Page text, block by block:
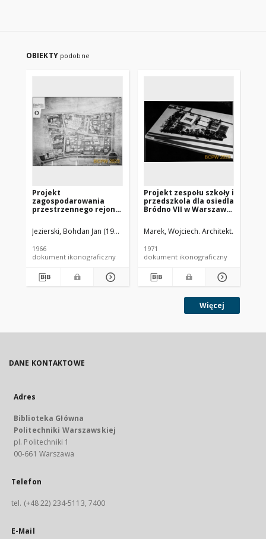
OBIEKTY podobne
Projekt
zagospodarowania
przestrzennego rejonu
dzielnicy
mieszkaniowej
Warszawie - Konkurs
SARP nr 381 : praca nr
stopnia. Zdj. 1, Plan
perspektywiczny
Jezierski, Bohdan Jan (1929-2015). Architekt
1966
dokument ikonograficzny
Projekt zespołu szkoły i
przedszkola dla osiedla
Bródno VII w Warszawie
praca nr 40,
wyróżnienie II stopnia.
Marek, Wojciech. Architekt
1971
dokument ikonograficzny
Więcej
DANE KONTAKTOWE
Adres
Biblioteka Główna
Politechniki Warszawskiej
pl. Politechniki 1
00-661 Warszawa
Telefon
tel. (+48 22) 234-5113, 7400
E-Mail